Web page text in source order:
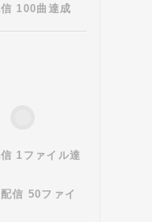
100曲達成
1ファイル達
信 50ファイ